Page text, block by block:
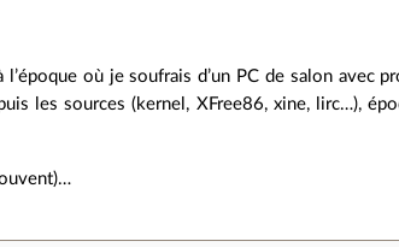
l’époque où je soufrais d’un PC de salon avec
les sources (kernel, XFree86, xine, lirc…),